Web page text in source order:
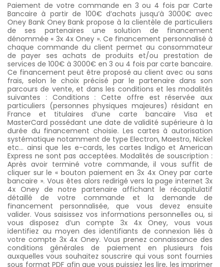
Paiement de votre commande en 3 ou 4 fois par Carte
Bancaire à partir de 100€ d’achats jusqu’à 3000€ avec
Oney Bank Oney Bank propose à la clientèle de particuliers
de ses partenaires une solution de financement
dénommée « 3x 4x Oney ». Ce financement personnalisé à
chaque commande du client permet au consommateur
de payer ses achats de produits et/ou prestation de
services de 100€ à 3000€ en 3 ou 4 fois par carte bancaire.
Ce financement peut être proposé au client avec ou sans
frais, selon le choix précisé par le partenaire dans son
parcours de vente, et dans les conditions et les modalités
suivantes : Conditions : Cette offre est réservée aux
particuliers (personnes physiques majeures) résidant en
France et titulaires d’une carte bancaire Visa et
MasterCard possédant une date de validité supérieure à la
durée du financement choisie. Les cartes à autorisation
systématique notamment de type Electron, Maestro, Nickel
etc… ainsi que les e-cards, les cartes Indigo et American
Express ne sont pas acceptées. Modalités de souscription :
Après avoir terminé votre commande, il vous suffit de
cliquer sur le « bouton paiement en 3x 4x Oney par carte
bancaire ». Vous êtes alors redirigé vers la page internet 3x
4x Oney de notre partenaire affichant le récapitulatif
détaillé de votre commande et la demande de
financement personnalisée, que vous devez ensuite
valider. Vous saisissez vos informations personnelles ou, si
vous disposez d’un compte 3x 4x Oney, vous vous
identifiez au moyen des identifiants de connexion liés à
votre compte 3x 4x Oney. Vous prenez connaissance des
conditions générales de paiement en plusieurs fois
auxquelles vous souhaitez souscrire qui vous sont fournies
sous format PDF afin que vous puissiez les lire, les imprimer